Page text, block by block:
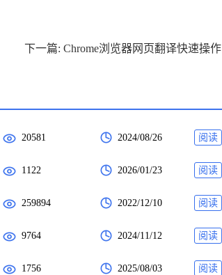
20581 2024/08/26 阅读
1122 2026/01/23 阅读
259894 2022/12/10 阅读
9764 2024/11/12 阅读
1756 2025/08/03 阅读